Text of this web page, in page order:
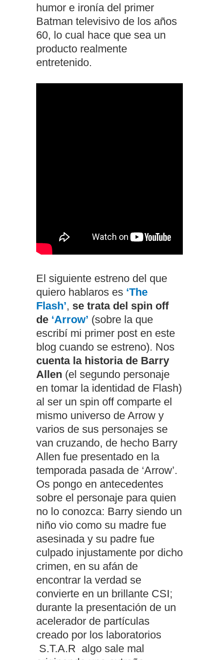
humor e ironía del primer
Batman televisivo de los años
60, lo cual hace que sea un
producto realmente
entretenido.
El siguiente estreno del que
quiero hablaros es ‘The
Flash’, se trata del spin off
de ‘Arrow’ (sobre la que
escribí mi primer post en este
blog cuando se estreno). Nos
cuenta la historia de Barry
Allen (el segundo personaje
en tomar la identidad de Flash)
al ser un spin off comparte el
mismo universo de Arrow y
varios de sus personajes se
van cruzando, de hecho Barry
Allen fue presentado en la
temporada pasada de ‘Arrow’.
Os pongo en antecedentes
sobre el personaje para quien
no lo conozca: Barry siendo un
niño vio como su madre fue
asesinada y su padre fue
culpado injustamente por dicho
crimen, en su afán de
encontrar la verdad se
convierte en un brillante CSI;
durante la presentación de un
acelerador de partículas
creado por los laboratorios
S.T.A.R algo sale mal